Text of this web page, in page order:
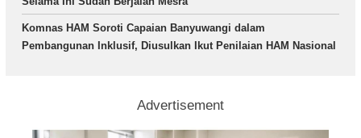
Komnas HAM Soroti Capaian Banyuwangi dalam
Pembangunan Inklusif, Diusulkan Ikut Penilaian HAM Nasional
Advertisement